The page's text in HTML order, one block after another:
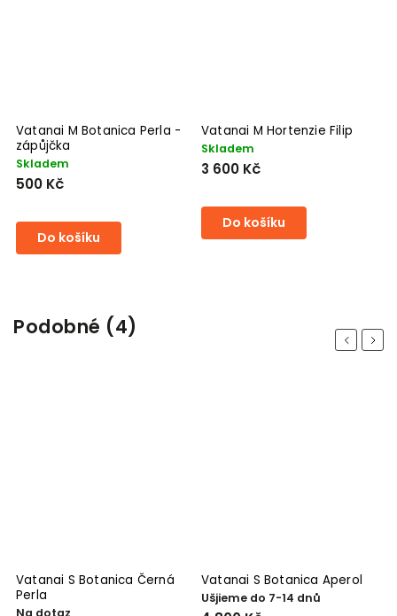
Vatanai M Botanica Perla -
zápůjčka
Skladem
500 Kč
Do košíku
Vatanai M Hortenzie Filip
Skladem
3 600 Kč
Do košíku
Podobné (4) Previous
Vatanai S Botanica Černá
Perla
Na dotaz
Vatanai S Botanica Aperol
Ušjieme do 7-14 dnů
Next